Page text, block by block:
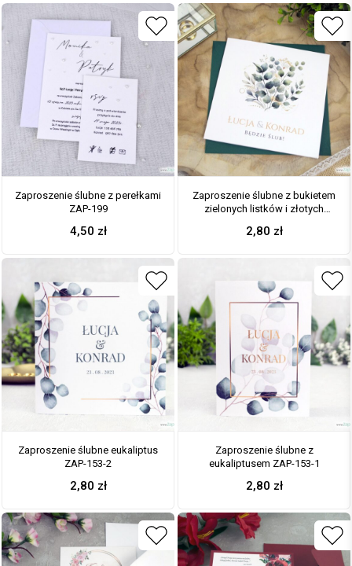
Zaproszenie ślubne z perełkami
ZAP-199
4,50 zł
Zaproszenie ślubne z bukietem
zielonych listków i złotych
2,80 zł
Zaproszenie ślubne eukaliptus
ZAP-153-2
2,80 zł
Zaproszenie ślubne z
eukaliptusem ZAP-153-1
2,80 zł